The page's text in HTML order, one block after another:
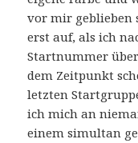
vor mir geblieben
erst auf, als ich
Startnummer
dem Zeitpunkt
letzten
ich mich an
einem simultan